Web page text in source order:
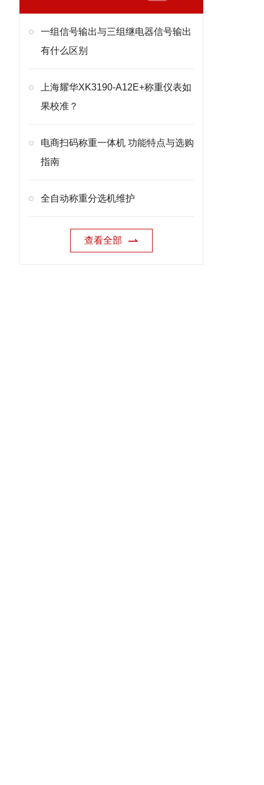
一组信号输出与三组继电器信号输出
有什么区别
上海耀华XK3190-A12E+称重仪表如
果校准？
电商扫码称重一体机 功能特点与选购
指南
全自动称重分选机维护
查看全部